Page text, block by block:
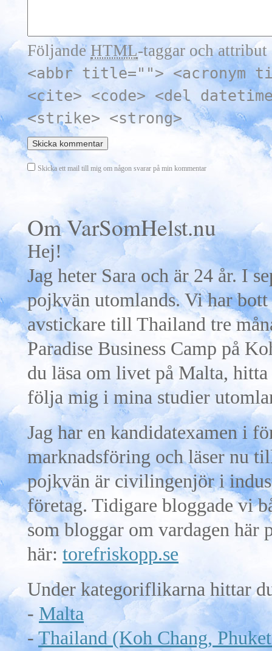
Följande HTML-taggar och
<abbr title=""> <acronym
<cite> <code> <del
<strike> <strong>
Skicka ett mail till mig om någon svarar på min kommentar
Om VarSomHelst.nu
Hej!
Jag heter Sara och är 24 år. I
pojkvän utomlands. Vi har
avstickare till Thailand tre
Paradise Business Camp på
du läsa om livet på Malta,
följa mig i mina studier
Jag har en kandidatexamen i
marknadsföring och läser nu
pojkvän är civilingenjör i
företag. Tidigare bloggade vi
som bloggar om vardagen
här: torefriskopp.se
Under kategoriflikarna hittar
- Malta
-Thailand (Koh Chang,